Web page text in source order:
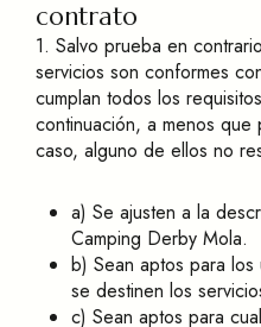
contrato
1. Salvo prueba en
servicios son conformes
cumplan todos los
continuación, a menos que
caso, alguno de ellos no
a) Se ajusten a la
Camping Derby Mola.
b) Sean aptos para
se destinen los
c) Sean aptos para